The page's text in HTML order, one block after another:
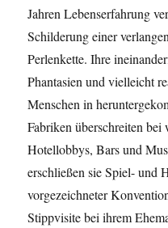
Jahren Lebenserfahrung
Schilderung einer
Perlenkette. Ihre
Phantasien und vielleicht
Menschen in
Fabriken überschreiten
Hotellobbys, Bars und
erschließen sie Spiel- und
vorgezeichneter
Stippvisite bei ihrem